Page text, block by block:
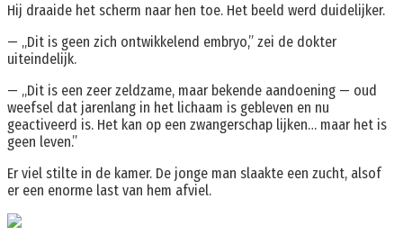
Hij draaide het scherm naar hen toe. Het beeld werd duidelijker.
— „Dit is geen zich ontwikkelend embryo,” zei de dokter
uiteindelijk.
— „Dit is een zeer zeldzame, maar bekende aandoening — oud
weefsel dat jarenlang in het lichaam is gebleven en nu
geactiveerd is. Het kan op een zwangerschap lijken… maar het is
geen leven.”
Er viel stilte in de kamer. De jonge man slaakte een zucht, alsof
er een enorme last van hem afviel.